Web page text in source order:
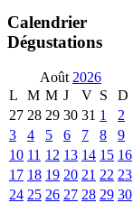
Calendrier
Dégustations
Août 2026
L
M M J V S
D
27 28 29 30 31 1
2
3
4 5 6 7 8
9
10 11 12 13 14 15 16
17 18 19 20 21 22 23
24 25 26 27 28 29 30